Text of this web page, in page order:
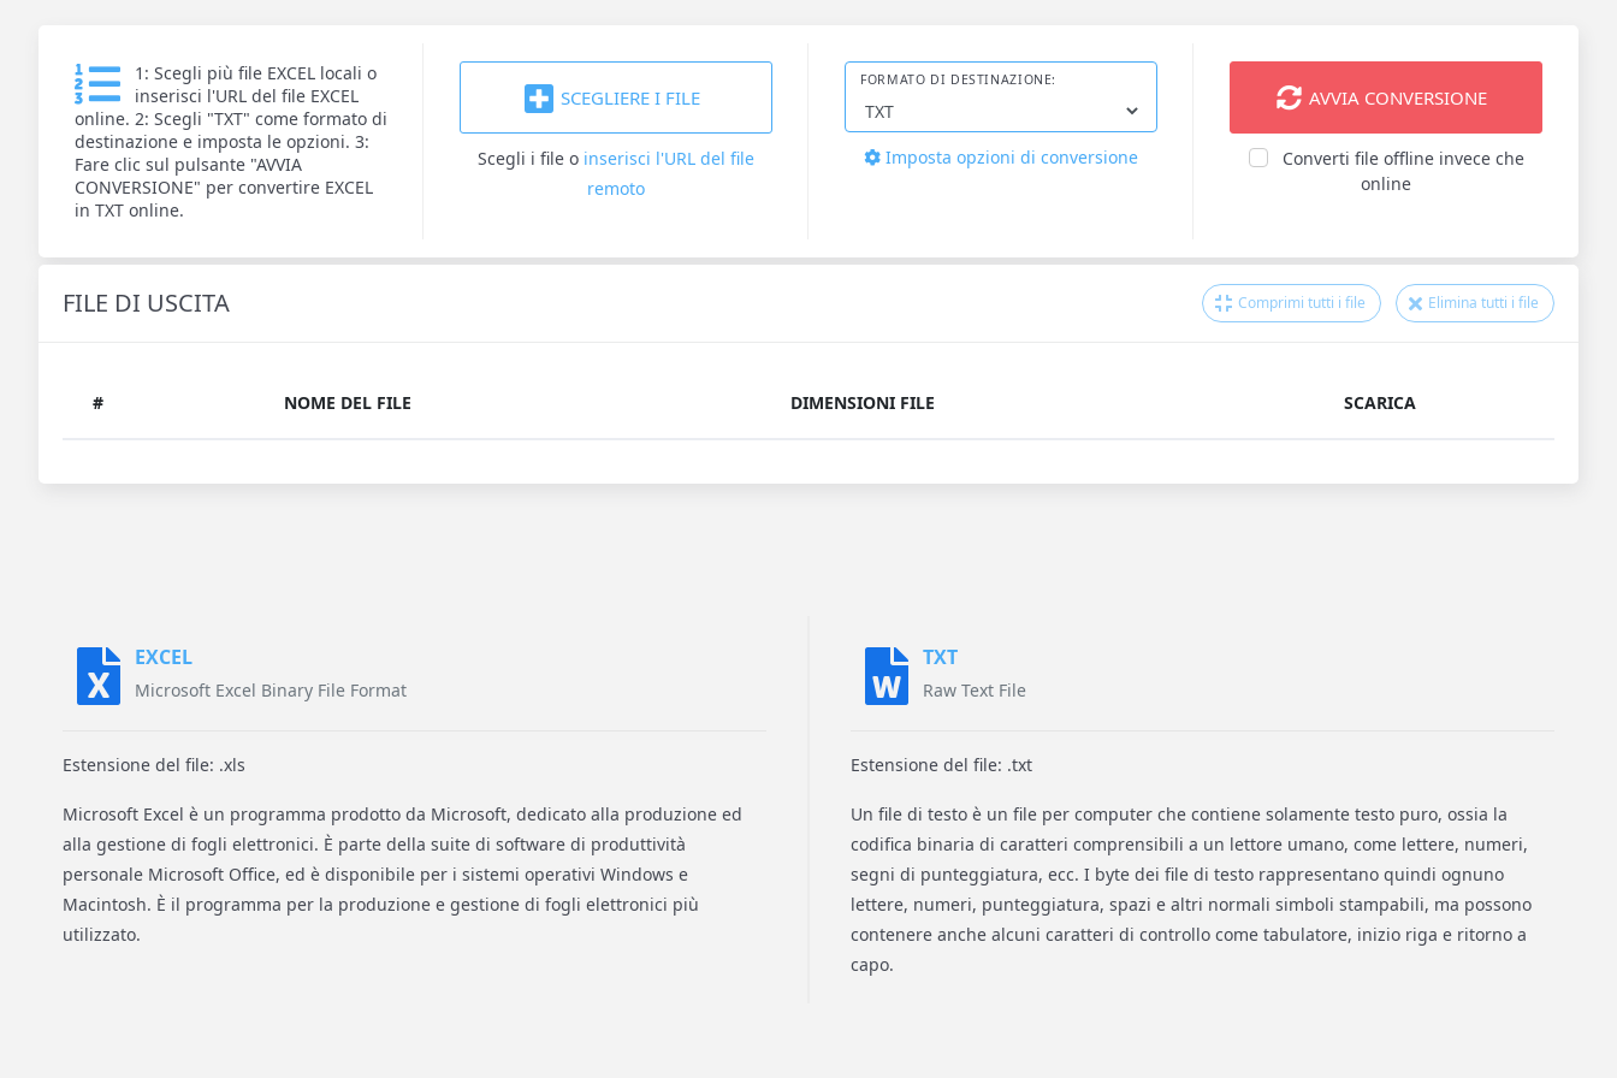
1: Scegli più file EXCEL locali o
inserisci l'URL del file EXCEL
online. 2: Scegli "TXT" come formato di
destinazione e imposta le opzioni. 3:
Fare clic sul pulsante "AVVIA
CONVERSIONE" per convertire EXCEL
in TXT online.
SCEGLIERE I FILE
Scegli i file o inserisci l'URL del file
remoto
FORMATO DI DESTINAZIONE:
Imposta opzioni di conversione
AVVIA CONVERSIONE
Converti file offline invece che
online
FILE DI USCITA Comprimi tutti i file Elimina tutti i file
# NOME DEL FILE DIMENSIONI FILE SCARICA
EXCEL
Microsoft Excel Binary File Format
Estensione del file: .xls
Microsoft Excel è un programma prodotto da Microsoft, dedicato alla produzione ed
alla gestione di fogli elettronici. È parte della suite di software di produttività
personale Microsoft Office, ed è disponibile per i sistemi operativi Windows e
Macintosh. È il programma per la produzione e gestione di fogli elettronici più
utilizzato.
TXT
Raw Text File
Estensione del file: .txt
Un file di testo è un file per computer che contiene solamente testo puro, ossia la
codifica binaria di caratteri comprensibili a un lettore umano, come lettere, numeri,
segni di punteggiatura, ecc. I byte dei file di testo rappresentano quindi ognuno
lettere, numeri, punteggiatura, spazi e altri normali simboli stampabili, ma possono
contenere anche alcuni caratteri di controllo come tabulatore, inizio riga e ritorno a
capo.